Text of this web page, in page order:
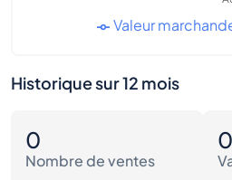
Valeur
Historique sur 12 mois
0
Nombre de ventes